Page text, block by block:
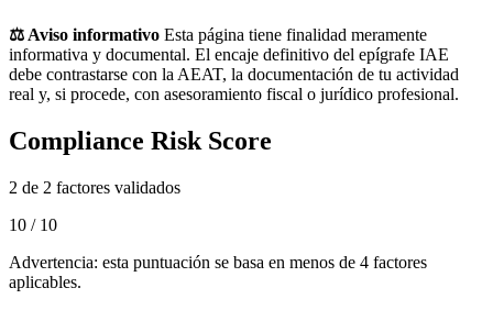
⚖️ Aviso informativo Esta página tiene finalidad meramente
informativa y documental. El encaje definitivo del epígrafe IAE
debe contrastarse con la AEAT, la documentación de tu actividad
real y, si procede, con asesoramiento fiscal o jurídico profesional.
Compliance Risk Score
2 de 2 factores validados
10 / 10
Advertencia: esta puntuación se basa en menos de 4 factores
aplicables.